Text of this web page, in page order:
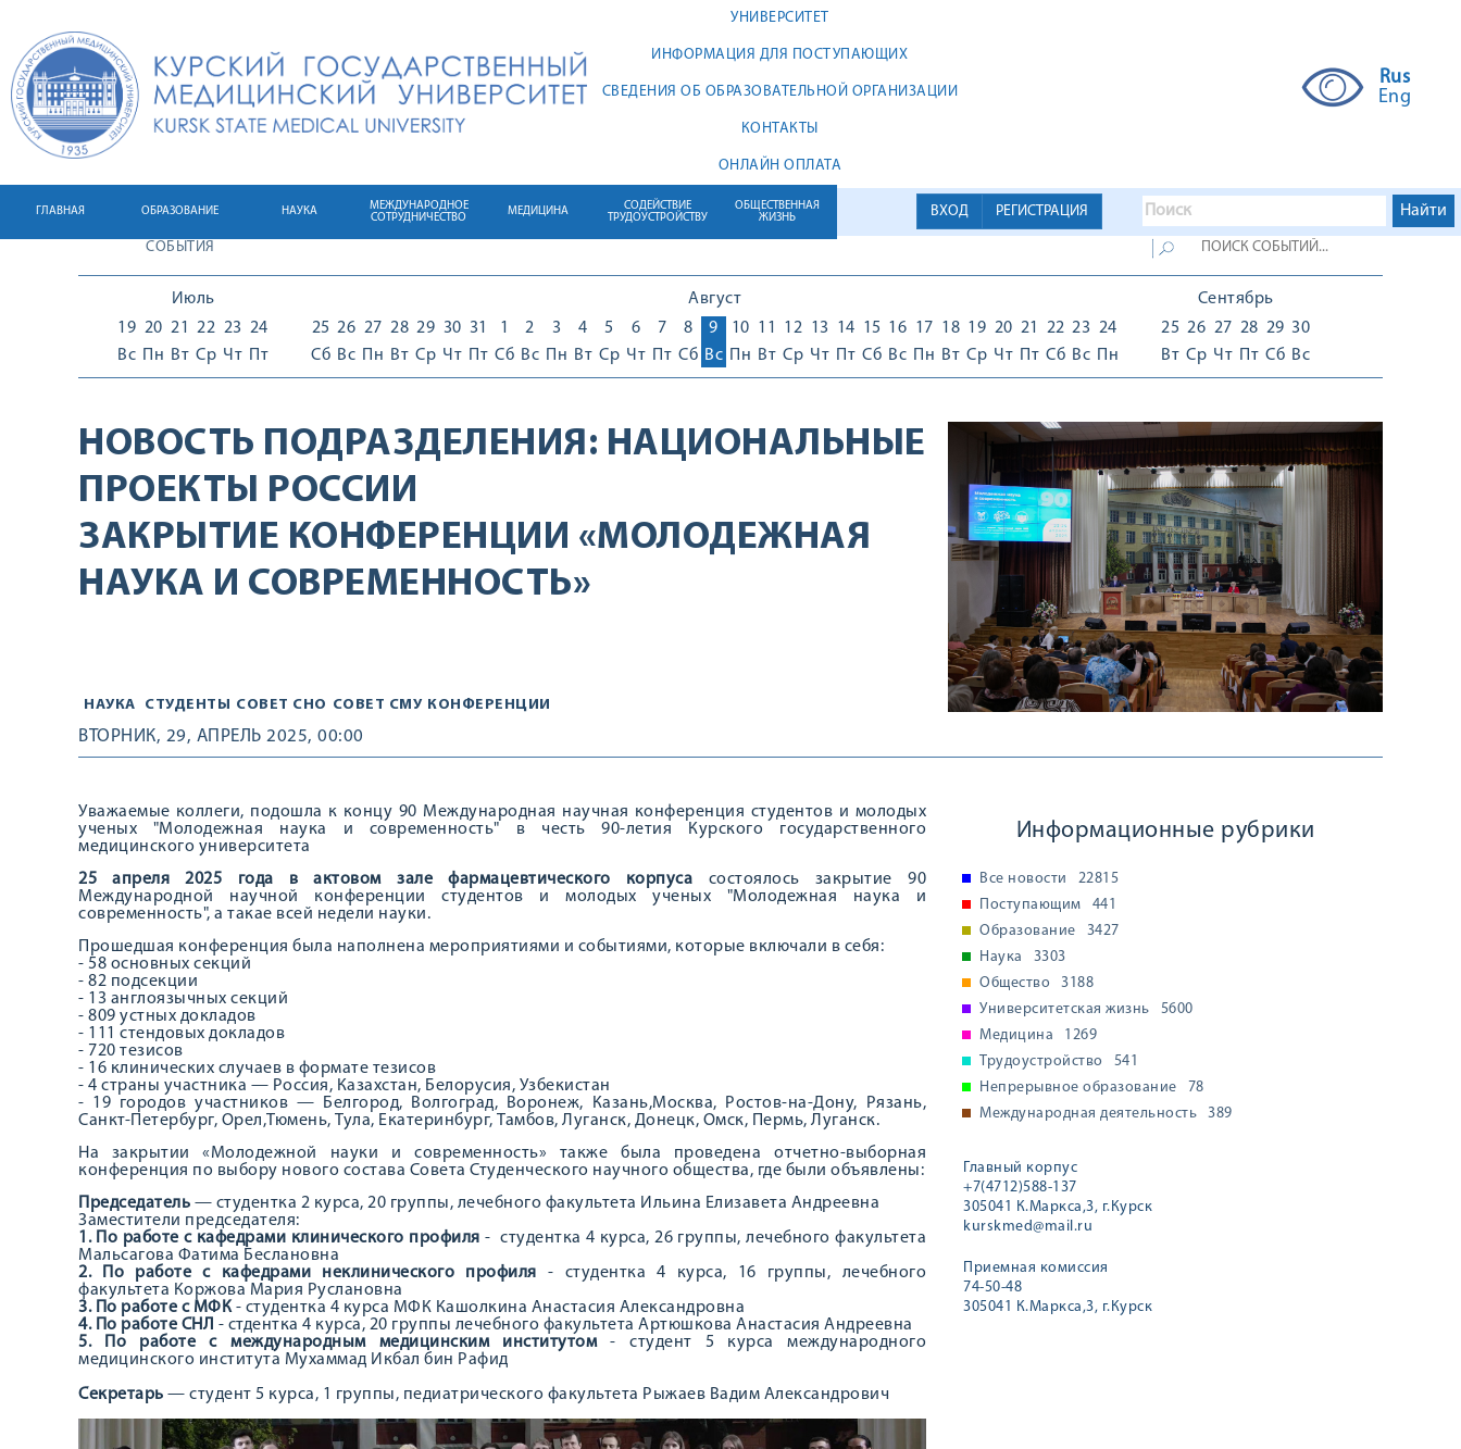
УНИВЕРСИТЕТ
ИНФОРМАЦИЯ ДЛЯ ПОСТУПАЮЩИХ
СВЕДЕНИЯ ОБ ОБРАЗОВАТЕЛЬНОЙ ОРГАНИЗАЦИИ
КОНТАКТЫ
ОНЛАЙН ОПЛАТА
Rus
Eng
ВХОД РЕГИСТРАЦИЯ
ГЛАВНАЯ ОБРАЗОВАНИЕ НАУКА
МЕЖДУНАРОДНОЕ
СОТРУДНИЧЕСТВО
МЕДИЦИНА
СОДЕЙСТВИЕ
ТРУДОУСТРОЙСТВУ
ОБЩЕСТВЕННАЯ
ЖИЗНЬ
СОБЫТИЯ
Июль
19
Вс
20
Пн
21
Вт
22
Ср
23
Чт
24
Пт
Август
25
Сб
26
Вс
27
Пн
28
Вт
29
Ср
30
Чт
31
Пт
1
Сб
2
Вс
3
Пн
4
Вт
5
Ср
6
Чт
7
Пт
8
Сб
9
Вс
10
Пн
11
Вт
12
Ср
13
Чт
14
Пт
15
Сб
16
Вс
17
Пн
18
Вт
19
Ср
20
Чт
21
Пт
22
Сб
23
Вс
24
Пн
Сентябрь
25
Вт
26
Ср
27
Чт
28
Пт
29
Сб
30
Вс
НОВОСТЬ ПОДРАЗДЕЛЕНИЯ: НАЦИОНАЛЬНЫЕ
ПРОЕКТЫ РОССИИ
ЗАКРЫТИЕ КОНФЕРЕНЦИИ «МОЛОДЕЖНАЯ
НАУКА И СОВРЕМЕННОСТЬ»
НАУКА СТУДЕНТЫ СОВЕТ СНО СОВЕТ СМУ КОНФЕРЕНЦИИ
ВТОРНИК, 29, АПРЕЛЬ 2025, 00:00
Уважаемые коллеги, подошла к концу 90 Международная научная конференция студентов и молодых
ученых "Молодежная наука и современность" в честь 90-летия Курского государственного
медицинского университета
25 апреля 2025 года в актовом зале фармацевтического корпуса состоялось закрытие 90
Международной научной конференции студентов и молодых ученых "Молодежная наука и
современность", а такае всей недели науки.
Прошедшая конференция была наполнена мероприятиями и событиями, которые включали в себя:
- 58 основных секций
- 82 подсекции
- 13 англоязычных секций
- 809 устных докладов
- 111 стендовых докладов
- 720 тезисов
- 16 клинических случаев в формате тезисов
- 4 страны участника — Россия, Казахстан, Белорусия, Узбекистан
- 19 городов участников — Белгород, Волгоград, Воронеж, Казань,Москва, Ростов-на-Дону, Рязань,
Санкт-Петербург, Орел,Тюмень, Тула, Екатеринбург, Тамбов, Луганск, Донецк, Омск, Пермь, Луганск.
На закрытии «Молодежной науки и современность» также была проведена отчетно-выборная
конференция по выбору нового состава Совета Студенческого научного общества, где были объявлены:
Председатель — студентка 2 курса, 20 группы, лечебного факультета Ильина Елизавета Андреевна
Заместители председателя:
1. По работе с кафедрами клинического профиля - студентка 4 курса, 26 группы, лечебного факультета
Мальсагова Фатима Беслановна
2. По работе с кафедрами неклинического профиля- студентка 4 курса, 16 группы, лечебного
факультета Коржова Мария Руслановна
3. По работе с МФК- студентка 4 курса МФК Кашолкина Анастасия Александровна
4. По работе СНЛ - стдентка 4 курса, 20 группы лечебного факультета Артюшкова Анастасия Андреевна
5. По работе с международным медицинским институтом- студент 5 курса международного
медицинского института Мухаммад Икбал бин Рафид
Секретарь — студент 5 курса, 1 группы, педиатрического факультета Рыжаев Вадим Александрович
Информационные рубрики
Все новости
22815
Поступающим
441
Образование
3427
Наука
3303
Общество
3188
Университетская жизнь
5600
Медицина
1269
Трудоустройство
541
Непрерывное образование
78
Международная деятельность
389
Главный корпус
+7(4712)588-137
305041 К.Маркса,3, г.Курск
kurskmed@mail.ru
Приемная комиссия
74-50-48
305041 К.Маркса,3, г.Курск